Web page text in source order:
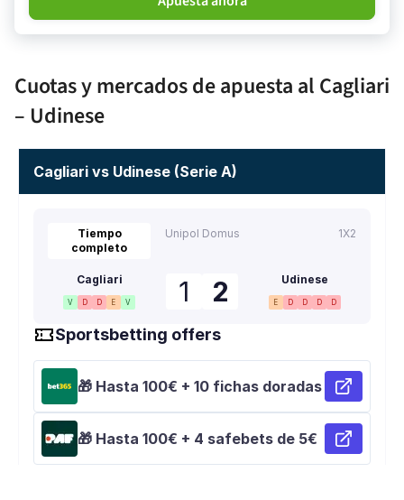
Cuotas y mercados de apuesta al Cagliari
– Udinese